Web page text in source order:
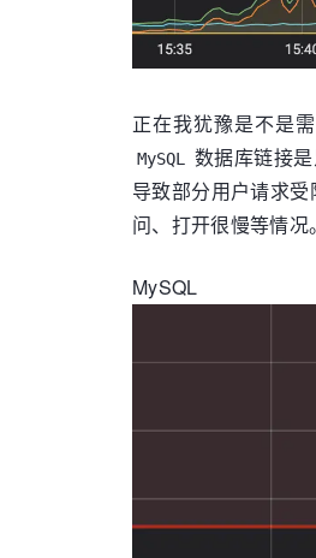
正在我犹豫是不是
MySQL 数据库链接
导致部分用户请求
问、打开很慢等情况。